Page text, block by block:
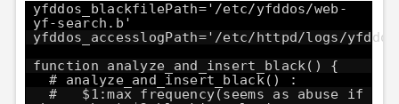
yfddos_blackfilePath='/etc/yfddos/web-
yf-search.b'
yfddos_accesslogPath='/etc/httpd/logs/
function analyze_and_insert_black() {
# analyze_and_insert_black() :
# $1:max frequency(seems as abuse if